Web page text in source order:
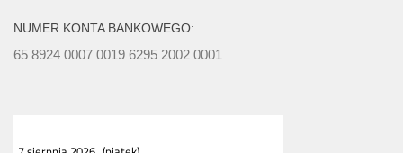
NUMER KONTA BANKOWEGO:
65 8924 0007 0019 6295 2002 0001